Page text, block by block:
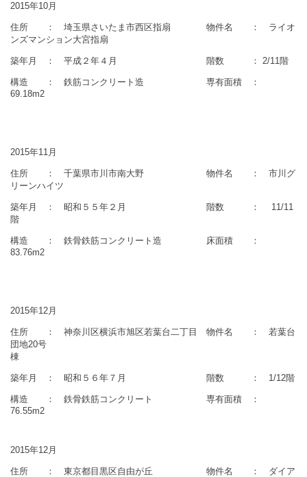
2015年10月
住所 ： 埼玉県さいたま市西区指扇 物件名 ： ライオ
ンズマンション大宮指扇
築年月 ： 平成２年４月 階数 ： 2/11階
構造 ： 鉄筋コンクリート造 専有面積 ：
69.18m2
2015年11月
住所 ： 千葉県市川市南大野 物件名 ： 市川グ
リーンハイツ
築年月 ： 昭和５５年２月 階数 ： 11/11
階
構造 ： 鉄骨鉄筋コンクリート造 床面積 ：
83.76m2
2015年12月
住所 ： 神奈川区横浜市旭区若葉台二丁目 物件名 ： 若葉台
団地20号
棟
築年月 ： 昭和５６年７月 階数 ： 1/12階
構造 ： 鉄骨鉄筋コンクリート 専有面積 ：
76.55m2
2015年12月
住所 ： 東京都目黒区自由が丘 物件名 ： ダイア